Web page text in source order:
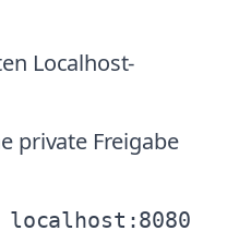
Localhost-
private Freigabe